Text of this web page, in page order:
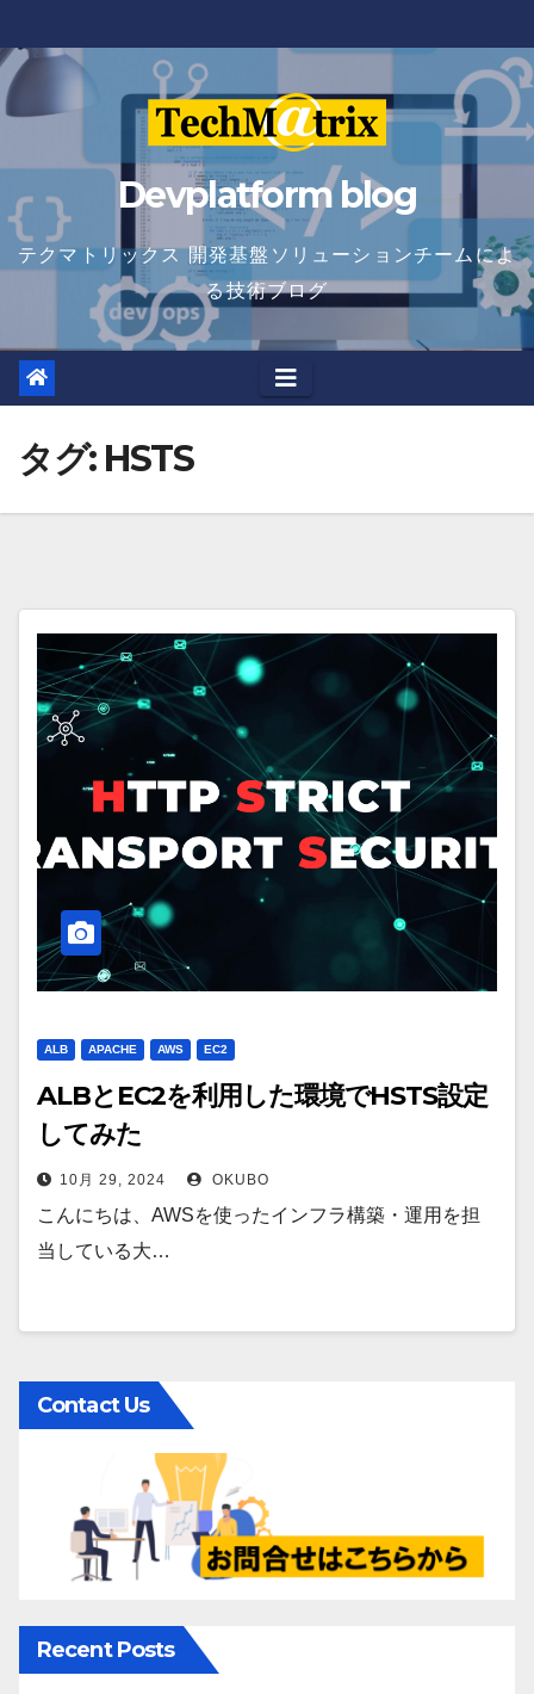
to
content
Devplatform blog
テクマトリックス 開発基盤ソリューションチームによ
る技術ブログ
タグ: HSTS
ALB APACHE AWS EC2
ALBとEC2を利用した環境でHSTS設定
してみた
10月 29, 2024 OKUBO
こんにちは、AWSを使ったインフラ構築・運用を担
当している大…
Contact Us
Recent Posts